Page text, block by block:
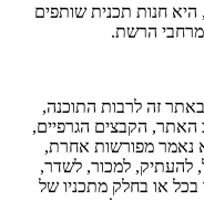
היא חנות תכנית שותפים
באתר זה לרבות התוכנה,
האתר, הקבצים הגרפיים,
נאמר מפורשות אחרת,
להעתיק, למכור, לשדר,
או בחלק מתכניו של